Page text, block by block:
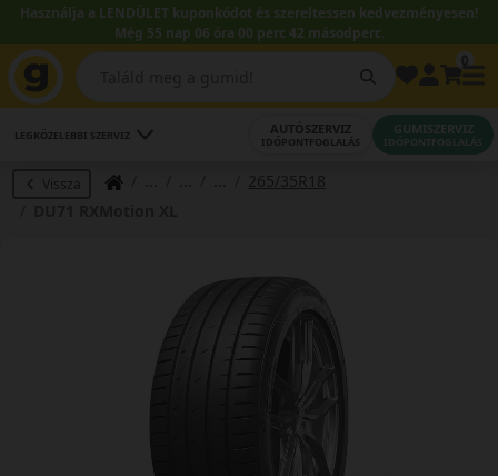
Használja a LENDÜLET kuponkódot és szereltessen kedvezményesen!
Még 55 nap 06 óra 00 perc 41 másodperc.
LEGKÖZELEBBI SZERVIZ AUTÓSZERVIZ
IDŐPONTFOGLALÁS
GUMISZERVIZ
IDŐPONTFOGLALÁS
Vissza
265/35R18